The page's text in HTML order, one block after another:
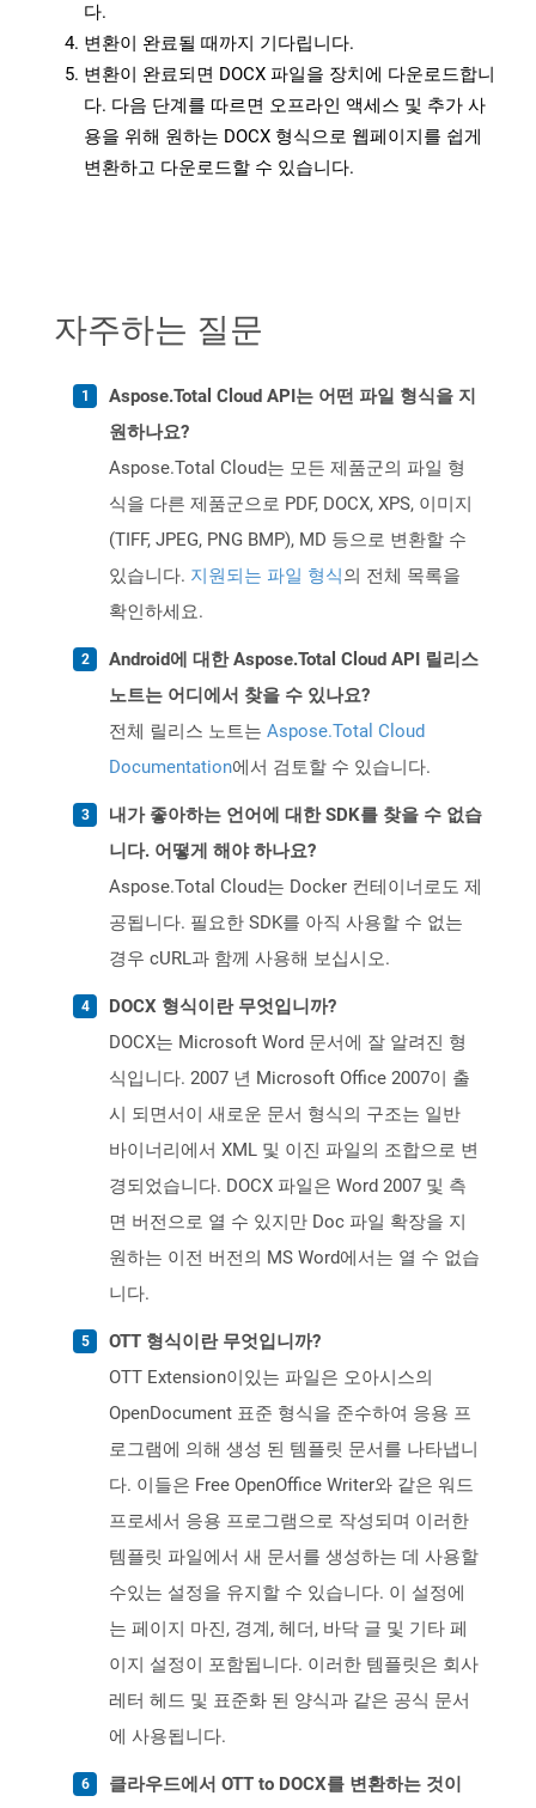
다.
변환이 완료될 때까지 기다립니다.
변환이 완료되면 DOCX 파일을 장치에 다운로드합니
다. 다음 단계를 따르면 오프라인 액세스 및 추가 사
용을 위해 원하는 DOCX 형식으로 웹페이지를 쉽게
변환하고 다운로드할 수 있습니다.
자주하는 질문
Aspose.Total Cloud API는 어떤 파일 형식을 지
원하나요?
Aspose.Total Cloud는 모든 제품군의 파일 형
식을 다른 제품군으로 PDF, DOCX, XPS, 이미지
(TIFF, JPEG, PNG BMP), MD 등으로 변환할 수
있습니다. 지원되는 파일 형식의 전체 목록을
확인하세요.
Android에 대한 Aspose.Total Cloud API 릴리스
노트는 어디에서 찾을 수 있나요?
전체 릴리스 노트는 Aspose.Total Cloud
Documentation에서 검토할 수 있습니다.
내가 좋아하는 언어에 대한 SDK를 찾을 수 없습
니다. 어떻게 해야 하나요?
Aspose.Total Cloud는 Docker 컨테이너로도 제
공됩니다. 필요한 SDK를 아직 사용할 수 없는
경우 cURL과 함께 사용해 보십시오.
DOCX 형식이란 무엇입니까?
DOCX는 Microsoft Word 문서에 잘 알려진 형
식입니다. 2007 년 Microsoft Office 2007이 출
시 되면서이 새로운 문서 형식의 구조는 일반
바이너리에서 XML 및 이진 파일의 조합으로 변
경되었습니다. DOCX 파일은 Word 2007 및 측
면 버전으로 열 수 있지만 Doc 파일 확장을 지
원하는 이전 버전의 MS Word에서는 열 수 없습
니다.
OTT 형식이란 무엇입니까?
OTT Extension이있는 파일은 오아시스의
OpenDocument 표준 형식을 준수하여 응용 프
로그램에 의해 생성 된 템플릿 문서를 나타냅니
다. 이들은 Free OpenOffice Writer와 같은 워드
프로세서 응용 프로그램으로 작성되며 이러한
템플릿 파일에서 새 문서를 생성하는 데 사용할
수있는 설정을 유지할 수 있습니다. 이 설정에
는 페이지 마진, 경계, 헤더, 바닥 글 및 기타 페
이지 설정이 포함됩니다. 이러한 템플릿은 회사
레터 헤드 및 표준화 된 양식과 같은 공식 문서
에 사용됩니다.
클라우드에서 OTT to DOCX를 변환하는 것이